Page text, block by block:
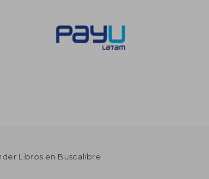
Libros en Buscalibre